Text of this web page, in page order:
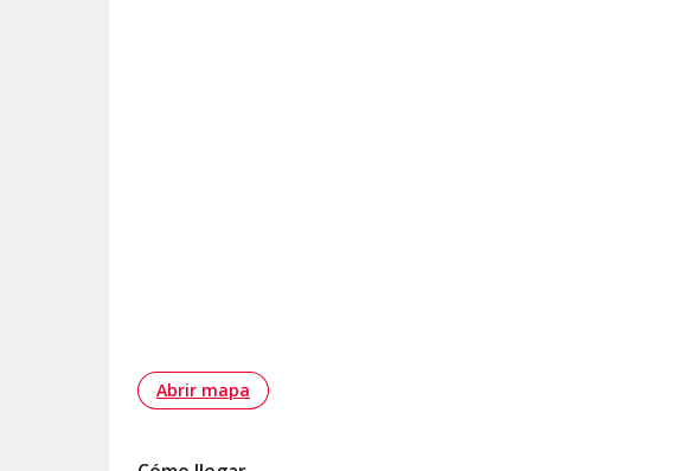
Abrir mapa